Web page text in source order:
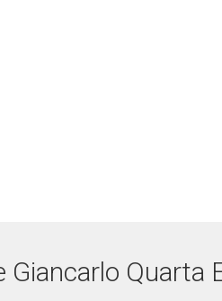
Giancarlo Quarta